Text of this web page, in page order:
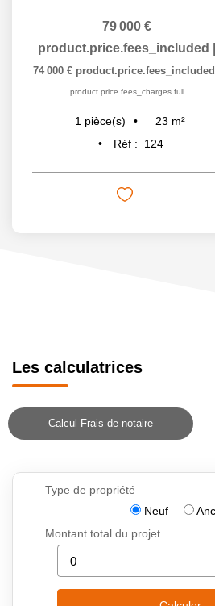
79 000 €
product.price.fees_included
74 000 € product.price.fees_included
product.price.fees_charges.full
1 pièce(s) 23 m²
Réf :
124
Les calculatrices
Calcul Frais de notaire